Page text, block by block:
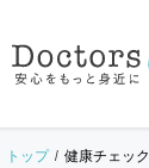
トップ 健康チェック